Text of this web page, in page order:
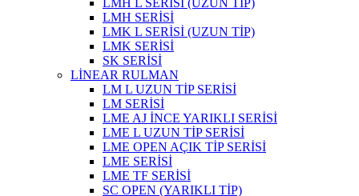
LMH L SERİSİ (UZUN TİP)
LMH SERİSİ
LMK L SERİSİ (UZUN TİP)
LMK SERİSİ
SK SERİSİ
LİNEAR RULMAN
LM L UZUN TİP SERİSİ
LM SERİSİ
LME AJ İNCE YARIKLI SERİSİ
LME L UZUN TİP SERİSİ
LME OPEN AÇIK TİP SERİSİ
LME SERİSİ
LME TF SERİSİ
SC OPEN (YARIKLI TİP)